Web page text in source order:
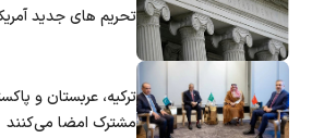
تحریم های جدید
ترکیه، عربستان و
مشترک امضا می‌کنند